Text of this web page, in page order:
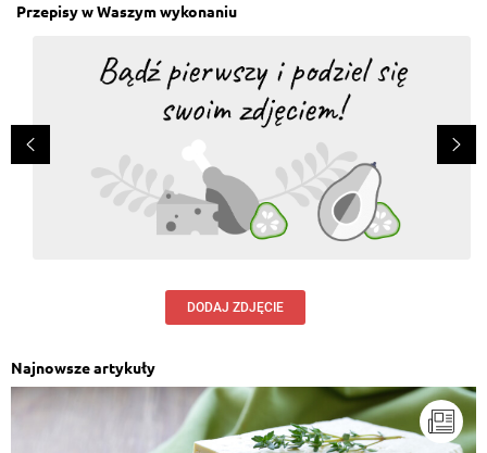
Przepisy w Waszym wykonaniu
DODAJ ZDJĘCIE
Najnowsze artykuły